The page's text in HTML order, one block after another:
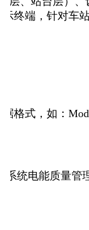
端，针对
式，如：
统电能质量